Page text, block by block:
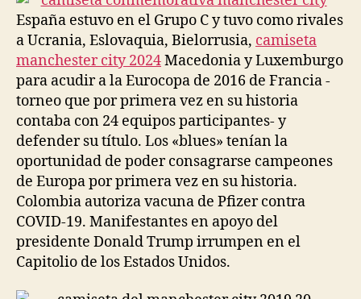
España estuvo en el Grupo C y tuvo como rivales
a Ucrania, Eslovaquia, Bielorrusia, camiseta
manchester city 2024Macedonia y Luxemburgo
para acudir a la Eurocopa de 2016 de Francia -
torneo que por primera vez en su historia
contaba con 24 equipos participantes- y
defender su título. Los «blues» tenían la
oportunidad de poder consagrarse campeones
de Europa por primera vez en su historia.
Colombia autoriza vacuna de Pfizer contra
COVID-19. Manifestantes en apoyo del
presidente Donald Trump irrumpen en el
Capitolio de los Estados Unidos.